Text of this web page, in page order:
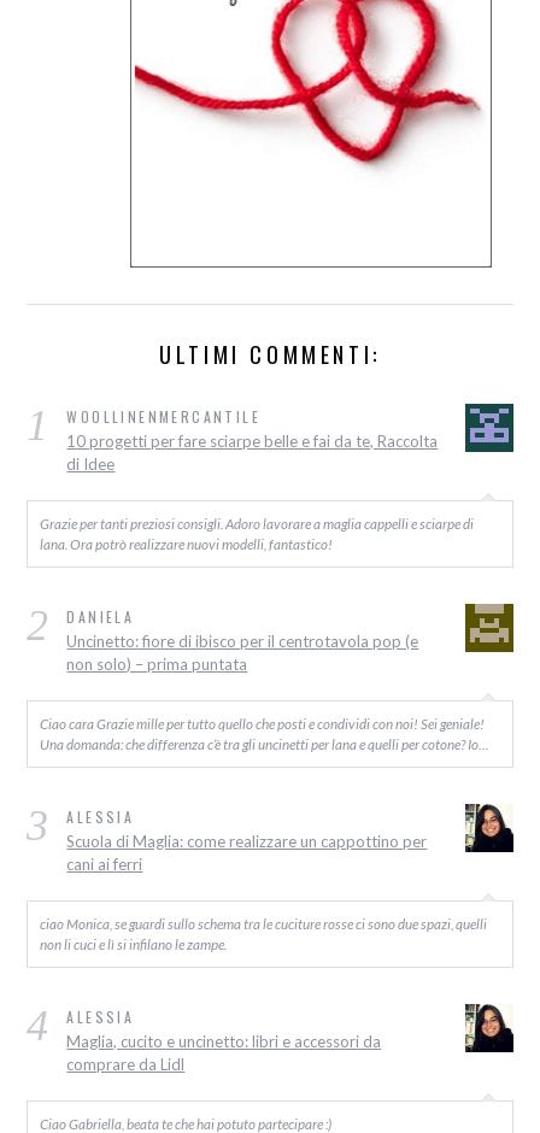
ULTIMI COMMENTI:
1 WOOLLINENMERCANTILE
10 progetti per fare sciarpe belle e fai da te, Raccolta
di Idee
Grazie per tanti preziosi consigli. Adoro lavorare a maglia cappelli e sciarpe di
lana. Ora potrò realizzare nuovi modelli, fantastico!
2 DANIELA
Uncinetto: fiore di ibisco per il centrotavola pop (e
non solo) – prima puntata
Ciao cara Grazie mille per tutto quello che posti e condividi con noi! Sei geniale!
Una domanda: che differenza c’è tra gli uncinetti per lana e quelli per cotone? Io…
3 ALESSIA
Scuola di Maglia: come realizzare un cappottino per
cani ai ferri
ciao Monica, se guardi sullo schema tra le cuciture rosse ci sono due spazi, quelli
non li cuci e lì si infilano le zampe.
4 ALESSIA
Maglia, cucito e uncinetto: libri e accessori da
comprare da Lidl
Ciao Gabriella, beata te che hai potuto partecipare :)